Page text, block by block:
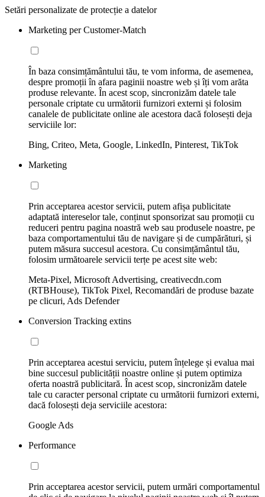
Setări personalizate de protecție a datelor
Marketing per Customer-Match
În baza consimțământului tău, te vom informa, de asemenea,
despre promoții în afara paginii noastre web și îți vom arăta
produse relevante. În acest scop, sincronizăm datele tale
personale criptate cu următorii furnizori externi și folosim
canalele de publicitate online ale acestora dacă folosești deja
serviciile lor:
Bing, Criteo, Meta, Google, LinkedIn, Pinterest, TikTok
Marketing
Prin acceptarea acestor servicii, putem afișa publicitate
adaptată intereselor tale, conținut sponsorizat sau promoții cu
reduceri pentru pagina noastră web sau produsele noastre, pe
baza comportamentului tău de navigare și de cumpărături, și
putem măsura succesul acestora. Cu consimțământul tău,
folosim următoarele servicii terțe pe acest site web:
Meta-Pixel, Microsoft Advertising, creativecdn.com
(RTBHouse), TikTok Pixel, Recomandări de produse bazate
pe clicuri, Ads Defender
Conversion Tracking extins
Prin acceptarea acestui serviciu, putem înțelege și evalua mai
bine succesul publicității noastre online și putem optimiza
oferta noastră publicitară. În acest scop, sincronizăm datele
tale cu caracter personal criptate cu următorii furnizori externi,
dacă folosești deja serviciile acestora:
Google Ads
Performance
Prin acceptarea acestor servicii, putem urmări comportamentul